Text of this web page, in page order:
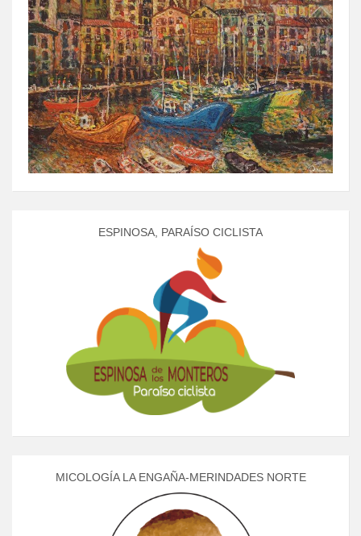
ESPINOSA, PARAÍSO CICLISTA
MICOLOGÍA LA ENGAÑA-MERINDADES NORTE